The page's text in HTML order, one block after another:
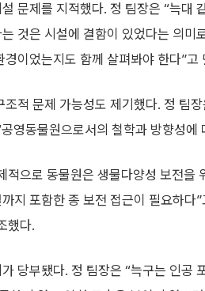
문제를 지적했다. 정 팀장은 “늑대
것은 시설에 결함이 있었다는 의미
이었는지도 함께 살펴봐야 한다”고
적 문제 가능성도 제기했다. 정 팀
영동물원으로서의 철학과 방향성
적으로 동물원은 생물다양성 보전을
지 포함한 종 보전 접근이 필요하다
했다.
당부됐다. 정 팀장은 “늑구는 인공